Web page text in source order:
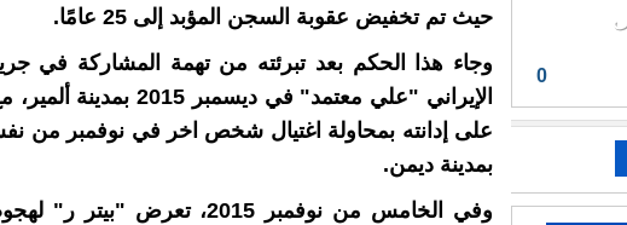
0
حيث تم تخفيض عقوبة السجن المؤبد إلى 25 عامًا.
وجاء هذا الحكم بعد تبرئته من تهمة المشاركة في
الإيراني "علي معتمد" في ديسمبر 2015
على إدانته بمحاولة اغتيال شخص اخر في نوفمبر من
بمدينة ديمن.
وفي الخامس من نوفمبر 2015، تعرض